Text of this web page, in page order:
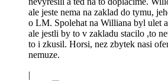
ale jeste nema na zaklad do tymu,
o LM. Spolehat na Williana byl ulet
ale jestli by to v zakladu stacilo ,to
to i zkusil. Horsi, nez zbytek nasi
nemuze.
|